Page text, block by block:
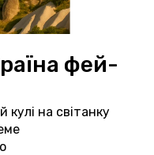
фей-
кулі на світанку